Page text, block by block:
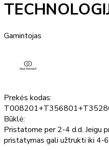
Gamintojas
Prekės kodas:
Būklė:
Pristatome per 2-4 d.d. Jeigu
pristatymas gali užtrukti iki 4-6